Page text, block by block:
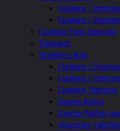
Curatare /
Curatare /
Curatare Pete Speciale
Transport
Spalatorii Auto
Curatare /
Curatare /
Curatare Tapiterie
Spuma Activa
Esenta Parfum
Igienizare